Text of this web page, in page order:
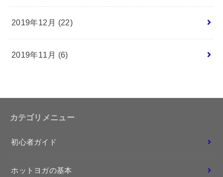
2019年12月 (22)
2019年11月 (6)
カテゴリメニュー
初心者ガイド
ホットヨガの基本